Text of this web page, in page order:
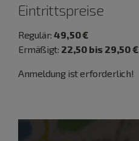
Eintrittspreise
Regulär:49,50 €
Ermäßigt: 22,50 bis 29,50 €
Anmeldung ist erforderlich!